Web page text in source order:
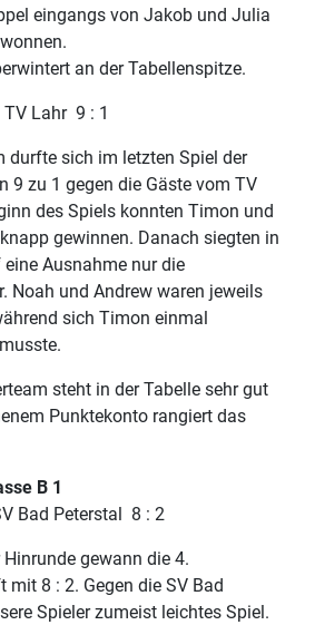
eingangs von Jakob und Julia
an der Tabellenspitze.
Lahr 9 : 1
durfte sich im letzten Spiel der
9 zu 1 gegen die Gäste vom TV
des Spiels konnten Timon und
gewinnen. Danach siegten in
Ausnahme nur die
Noah und Andrew waren jeweils
sich Timon einmal
steht in der Tabelle sehr gut
Punktekonto rangiert das
B 1
Bad Peterstal 8 : 2
gewann die 4.
8 : 2. Gegen die SV Bad
Spieler zumeist leichtes Spiel.